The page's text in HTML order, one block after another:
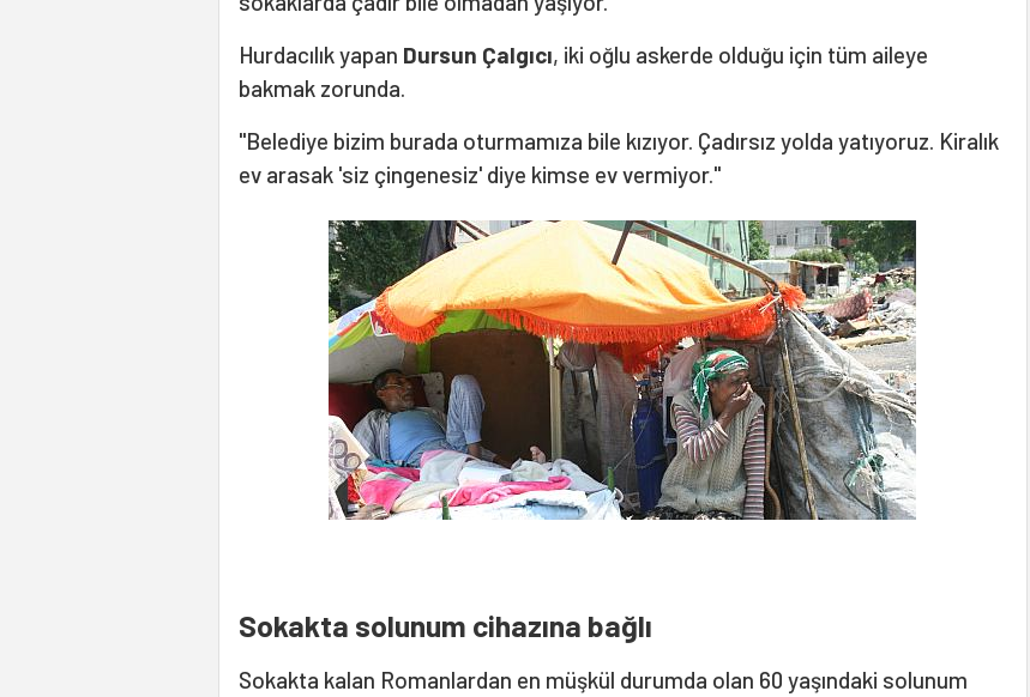
Hurdacılık yapan Dursun Çalgıcı, iki oğlu askerde olduğu için tüm aileye
bakmak zorunda.
"Belediye bizim burada oturmamıza bile kızıyor. Çadırsız yolda yatıyoruz. Kiralık
ev arasak 'siz çingenesiz' diye kimse ev vermiyor."
Sokakta solunum cihazına bağlı
Sokakta kalan Romanlardan en müşkül durumda olan 60 yaşındaki solunum